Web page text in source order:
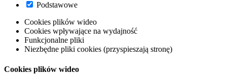
Podstawowe
Cookies plików wideo
Cookies wpływające na wydajność
Funkcjonalne pliki
Niezbędne pliki cookies (przyspieszają stronę)
Cookies plików wideo